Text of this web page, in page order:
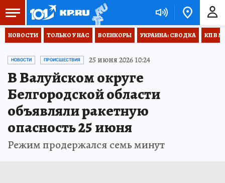
НОВОСТИ ТОЛЬКО У НАС ВОЕНКОРЫ УКРАИНА: СВОДКА КП В
НОВОСТИ ПРОИСШЕСТВИЯ 25 июня 2026 10:24
В Валуйском округе
Белгородской области
объявляли ракетную
опасность 25 июня
Режим продержался семь минут